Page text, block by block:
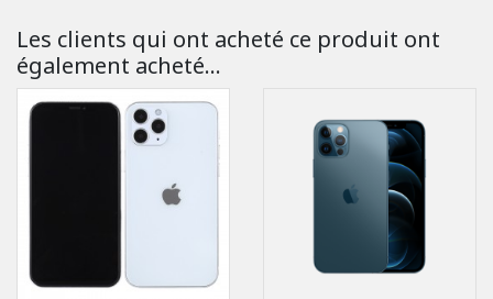
Les clients qui ont acheté ce produit ont
également acheté...